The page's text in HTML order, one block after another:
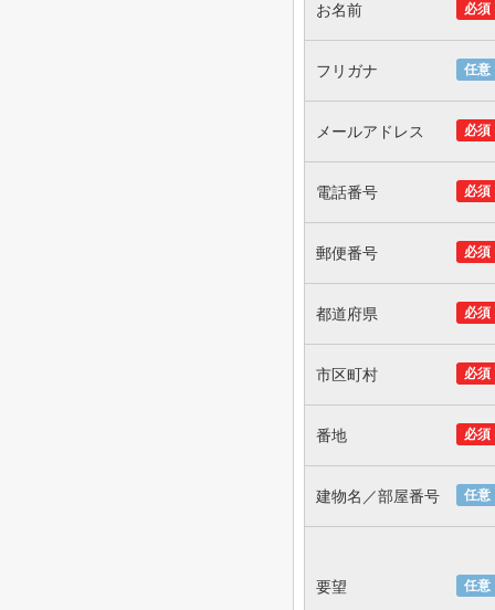
必須
お名前
任意
フリガナ
必須
メールアドレス
必須
電話番号
必須
郵便番号
必須
都道府県
必須
市区町村
必須
番地
任意
建物名／部屋番号
任意
要望